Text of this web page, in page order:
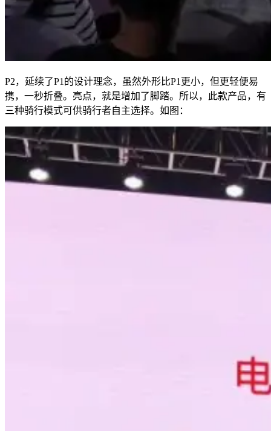
P2，延续了P1的设计理念，虽然外形比P1更小，但更轻便易
携，一秒折叠。亮点，就是增加了脚踏。所以，此款产品，有
三种骑行模式可供骑行者自主选择。如图：